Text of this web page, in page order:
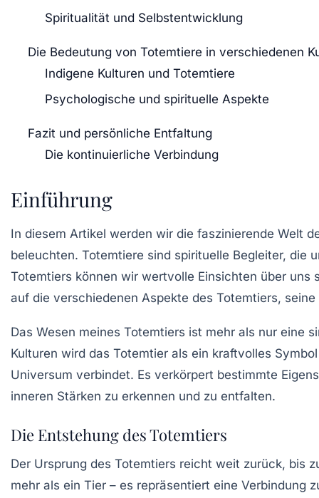
Spiritualität und Selbstentwicklung
Die Bedeutung von Totemtiere in verschiedenen
Indigene Kulturen und Totemtiere
Psychologische und spirituelle Aspekte
Fazit und persönliche Entfaltung
Die kontinuierliche Verbindung
Einführung
In diesem Artikel werden wir die faszinierende Welt
beleuchten. Totemtiere sind spirituelle Begleiter, die
Totemtiers können wir wertvolle Einsichten über
auf die verschiedenen Aspekte des Totemtiers,
Das Wesen meines Totemtiers ist mehr als nur eine
Kulturen wird das Totemtier als ein kraftvolles
Universum verbindet. Es verkörpert bestimmte
inneren Stärken zu erkennen und zu entfalten.
Die Entstehung des Totemtiers
Der Ursprung des Totemtiers reicht weit zurück, bis
mehr als ein Tier – es repräsentiert eine Verbindung